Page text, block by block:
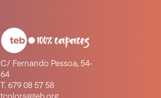
C/ Fernando Pessoa, 54-
64
T. 679 08 57 58